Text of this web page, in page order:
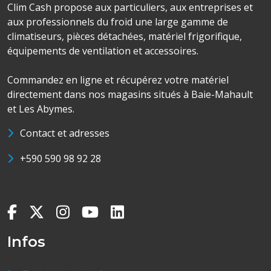
Clim Cash propose aux particuliers, aux entreprises et
aux professionnels du froid une large gamme de
climatiseurs, pièces détachées, matériel frigorifique,
équipements de ventilation et accessoires.
Commandez en ligne et récupérez votre matériel
directement dans nos magasins situés à Baie-Mahault
et Les Abymes.
Contact et adresses
+590 590 98 92 28
Infos